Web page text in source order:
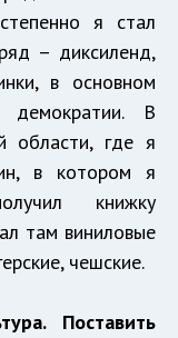
я стал
– диксиленд,
в основном
демократии. В
области, где я
в котором я
книжку
там виниловые
чешские.
Поставить